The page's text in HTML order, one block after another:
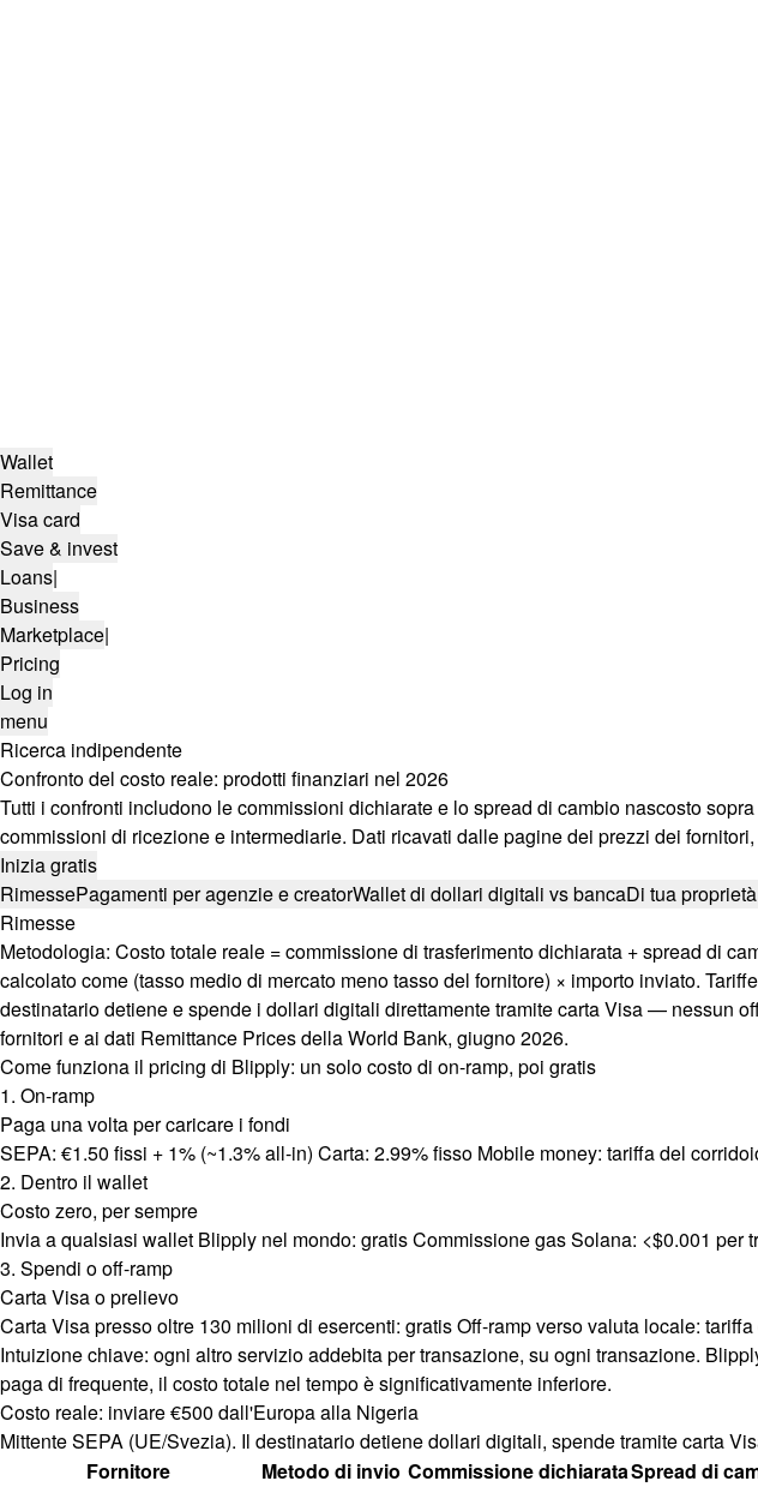
Wallet
Remittance
Visa card
Save & invest
Loans|
Business
Marketplace|
Pricing
Log in
menu
Ricerca indipendente
Confronto del costo reale: prodotti finanziari nel 2026
Tutti i confronti includono le commissioni dichiarate e lo spread di cambio nascosto
commissioni di ricezione e intermediarie. Dati ricavati dalle pagine dei prezzi dei
Inizia gratis
RimessePagamenti per agenzie e creatorWallet di dollari digitali vs bancaDi tua
Rimesse
Metodologia: Costo totale reale = commissione di trasferimento dichiarata + spread di
calcolato come (tasso medio di mercato meno tasso del fornitore) × importo inviato.
destinatario detiene e spende i dollari digitali direttamente tramite carta Visa — nessun
fornitori e ai dati Remittance Prices della World Bank, giugno 2026.
Come funziona il pricing di Blipply: un solo costo di on-ramp, poi gratis
1. On-ramp
Paga una volta per caricare i fondi
SEPA: €1.50 fissi + 1% (~1.3% all-in) Carta: 2.99% fisso Mobile money: tariffa del
2. Dentro il wallet
Costo zero, per sempre
Invia a qualsiasi wallet Blipply nel mondo: gratis Commissione gas Solana: <$0.001 per
3. Spendi o off-ramp
Carta Visa o prelievo
Carta Visa presso oltre 130 milioni di esercenti: gratis Off-ramp verso valuta locale:
Intuizione chiave: ogni altro servizio addebita per transazione, su ogni transazione.
paga di frequente, il costo totale nel tempo è significativamente inferiore.
Costo reale: inviare €500 dall'Europa alla Nigeria
Mittente SEPA (UE/Svezia). Il destinatario detiene dollari digitali, spende tramite carta
Fornitore
Metodo di invio Commissione dichiarataSpread di